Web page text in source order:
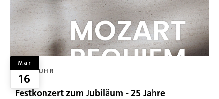
Mar
16
16:00 UHR
Festkonzert zum Jubiläum - 25 Jahre